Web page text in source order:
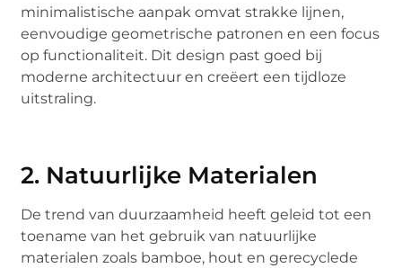
minimalistische aanpak omvat strakke lijnen,
eenvoudige geometrische patronen en een focus
op functionaliteit. Dit design past goed bij
moderne architectuur en creëert een tijdloze
uitstraling.
2. Natuurlijke Materialen
De trend van duurzaamheid heeft geleid tot een
toename van het gebruik van natuurlijke
materialen zoals bamboe, hout en gerecyclede